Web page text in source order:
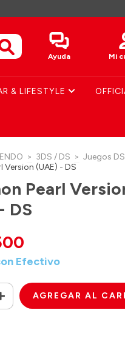
Ayuda Mi
& LIFESTYLE
> 3DS / DS > Juegos DS
Version (UAE) - DS
Pearl
DS
Efectivo